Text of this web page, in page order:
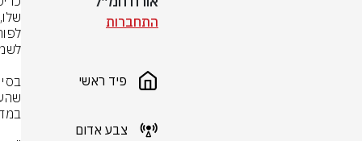
התחברות
פיד ראשי
צבע אדום